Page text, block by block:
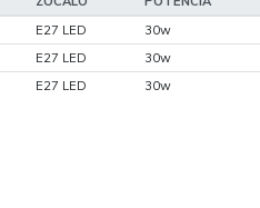
E27 LED 30w
E27 LED 30w
E27 LED 30w